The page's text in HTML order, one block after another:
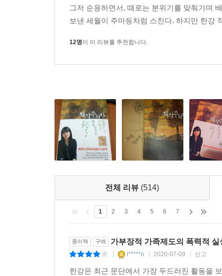
그저 순응하면서, 때로는 분위기를 맞춰가며
보낸 세월이 주마등처럼 스친다. 하지만 한강
12명이 이 리뷰를 추천합니다.
전체 리뷰 (514)
1 2 3 4 5 6 7
종이책 구매 가부장적 가족제도의 폭력적
i*****n 2020-07-09 신고
한강은 최근 문단에서 가장 두드러진 활동을